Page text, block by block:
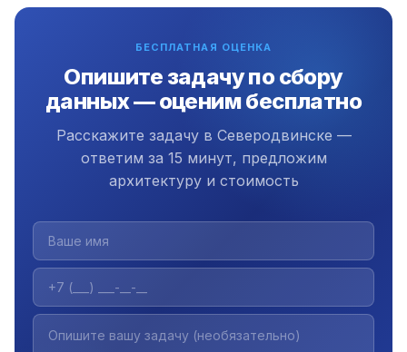
документацию и инструкцию. Плюс 3 месяца
БЕСПЛАТНАЯ ОЦЕНКА
Опишите задачу по сбору
данных — оценим бесплатно
Расскажите задачу в Северодвинске —
ответим за 15 минут, предложим
архитектуру и стоимость